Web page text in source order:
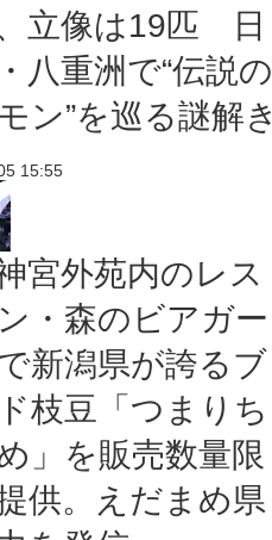
立像は19匹 日
八重洲で“伝説の
ン”を巡る謎解き
15:55
宮外苑内のレス
・森のビアガー
新潟県が誇るブ
枝豆「つまりち
」を販売数量限
供。えだまめ県